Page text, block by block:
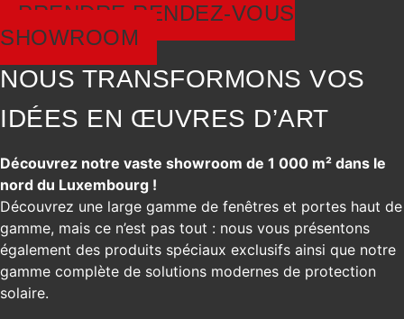
PRENDRE RENDEZ-VOUS
SHOWROOM
NOUS TRANSFORMONS VOS
IDÉES EN ŒUVRES D’ART
Découvrez notre vaste showroom de 1 000 m² dans le
nord du Luxembourg !
Découvrez une large gamme de fenêtres et portes haut de
gamme, mais ce n’est pas tout : nous vous présentons
également des produits spéciaux exclusifs ainsi que notre
gamme complète de solutions modernes de protection
solaire.